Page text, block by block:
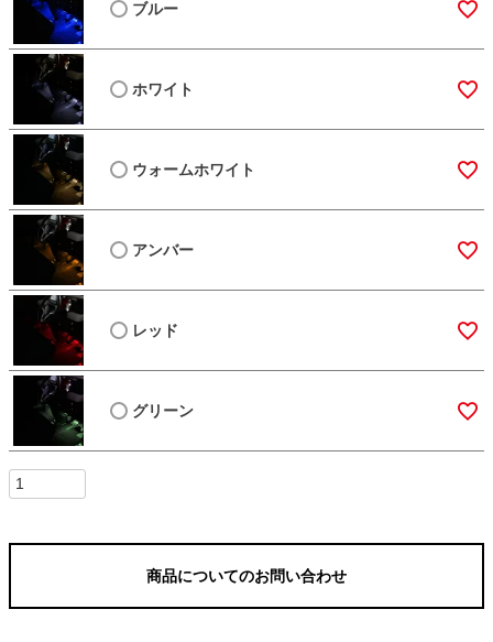
ブルー
ホワイト
ウォームホワイト
アンバー
レッド
グリーン
商品についてのお問い合わせ